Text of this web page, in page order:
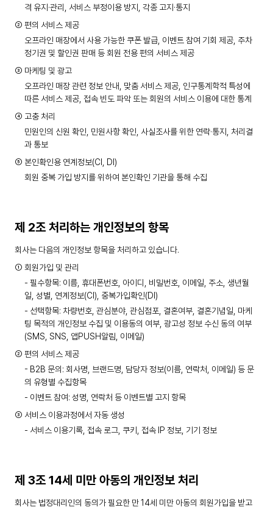
격 유지·관리, 서비스 부정이용 방지, 각종 고지·통지
② 편의 서비스 제공
오프라인 매장에서 사용 가능한 쿠폰 발급, 이벤트 참여 기회 제공, 주차
정기권 및 할인권 판매 등 회원 전용 편의 서비스 제공
③ 마케팅 및 광고
오프라인 매장 관련 정보 안내, 맞춤 서비스 제공, 인구통계학적 특성에
따른 서비스 제공, 접속 빈도 파악 또는 회원의 서비스 이용에 대한 통계
④ 고충 처리
민원인의 신원 확인, 민원사항 확인, 사실조사를 위한 연락·통지, 처리결
과 통보
⑤ 본인확인용 연계정보(CI, DI)
회원 중복 가입 방지를 위하여 본인확인 기관을 통해 수집
제 2조 처리하는 개인정보의 항목
회사는 다음의 개인정보 항목을 처리하고 있습니다.
① 회원가입 및 관리
- 필수항목: 이름, 휴대폰번호, 아이디, 비밀번호, 이메일, 주소, 생년월
일, 성별, 연계정보(CI), 중복가입확인(DI)
- 선택항목: 차량번호, 관심분야, 관심점포, 결혼여부, 결혼기념일, 마케
팅 목적의 개인정보 수집 및 이용동의 여부, 광고성 정보 수신 동의 여부
(SMS, SNS, 앱PUSH알림, 이메일)
② 편의 서비스 제공
- B2B 문의: 회사명, 브랜드명, 담당자 정보(이름, 연락처, 이메일) 등 문
의 유형별 수집항목
- 이벤트 참여: 성명, 연락처 등 이벤트별 고지 항목
③ 서비스 이용과정에서 자동 생성
- 서비스 이용기록, 접속 로그, 쿠키, 접속 IP 정보, 기기 정보
제 3조 14세 미만 아동의 개인정보 처리
회사는 법정대리인의 동의가 필요한 만 14세 미만 아동의 회원가입을 받고